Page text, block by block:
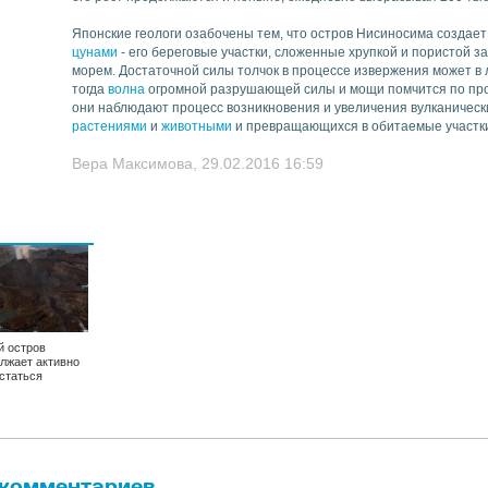
Японские геологи озабочены тем, что остров Нисиносима
цунами - его береговые участки, сложенные хрупкой и пористой
морем. Достаточной силы толчок в процессе извержения может
тогда волна огромной разрушающей силы и мощи помчится по
они наблюдают процесс возникновения и увеличения
растениями и животными и превращающихся в обитаемые
Вера Максимова, 29.02.2016 16:59
остров
активно